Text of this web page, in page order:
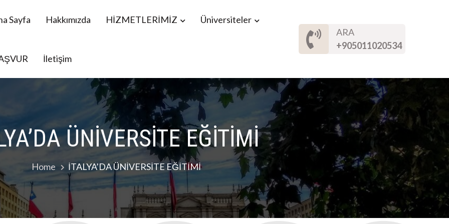
Sayfa Hakkımızda HİZMETLERİMİZ Üniversiteler
İletişim
ARA
+905011020534
ÜNİVERSİTE EĞİTİMİ
Home İTALYA’DA ÜNİVERSİTE EĞİTİMİ